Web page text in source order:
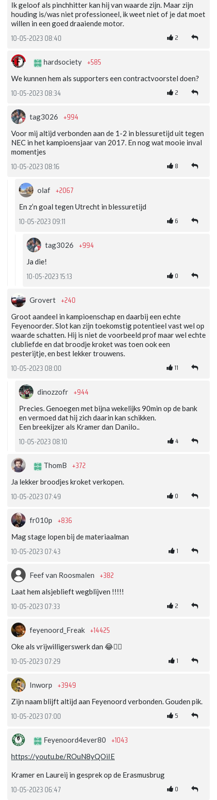
Ik geloof als pinchhitter kan hij van waarde zijn. Maar zijn
houding is/was niet professioneel, ik weet niet of je dat moet
willen in een goed draaiende motor.
10-05-2023 08:40 2
hardsociety +585
We kunnen hem als supporters een contractvoorstel doen?
10-05-2023 08:34 2
tag3026 +994
Voor mij altijd verbonden aan de 1-2 in blessuretijd uit tegen
NEC in het kampioensjaar van 2017. En nog wat mooie inval
momentjes
10-05-2023 08:16 8
olaf +2067
En z’n goal tegen Utrecht in blessuretijd
10-05-2023 09:11 6
tag3026 +994
Ja die!
10-05-2023 15:13 0
Grovert +240
Groot aandeel in kampioenschap en daarbij een echte
Feyenoorder. Slot kan zijn toekomstig potentieel vast wel op
waarde schatten. Hij is niet de voorbeeld prof maar wel echte
clubliefde en dat broodje kroket was toen ook een
pesterijtje, en best lekker trouwens.
10-05-2023 08:00 11
dinozzofr +944
Precies. Genoegen met bijna wekelijks 90min op de bank
en vermoed dat hij zich daarin kan schikken.
Een breekijzer als Kramer dan Danilo..
10-05-2023 08:10 4
ThomB +372
Ja lekker broodjes kroket verkopen.
10-05-2023 07:49 0
fr010p +836
Mag stage lopen bij de materiaalman
10-05-2023 07:43 1
Feef van Roosmalen +382
Laat hem alsjeblieft wegblijven !!!!!
10-05-2023 07:33 2
feyenoord_Freak +14425
Oke als vrijwilligerswerk dan 😂👍🏻
10-05-2023 07:29 1
Inworp +3949
Zijn naam blijft altijd aan Feyenoord verbonden. Gouden pik.
10-05-2023 07:00 5
Feyenoord4ever80 +1043
https://youtu.be/ROuN8yQOiIE
Kramer en Laureij in gesprek op de Erasmusbrug
10-05-2023 06:47 0